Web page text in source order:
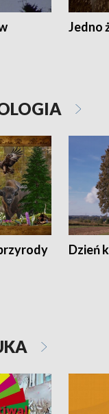
Jedno
Dzień